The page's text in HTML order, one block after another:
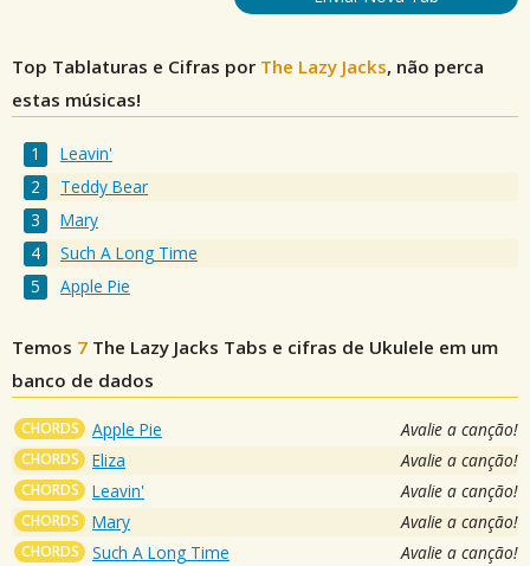
Top Tablaturas e Cifras por The Lazy Jacks, não perca
estas músicas!
Leavin'
Teddy Bear
Mary
Such A Long Time
Apple Pie
Temos 7 The Lazy Jacks Tabs e cifras de Ukulele em um
banco de dados
CHORDS Apple Pie Avalie a canção!
CHORDS Eliza Avalie a canção!
CHORDS Leavin' Avalie a canção!
CHORDS Mary Avalie a canção!
CHORDS Such A Long Time Avalie a canção!